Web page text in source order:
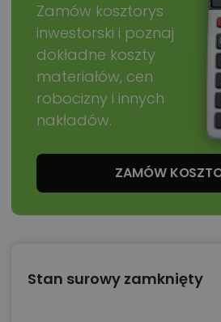
Zamów kosztorys
inwestorski i poznaj
dokładne koszty
materiałów, cen
robocizny i innych
nakładów.
ZAMÓW
Stan surowy zamknięty